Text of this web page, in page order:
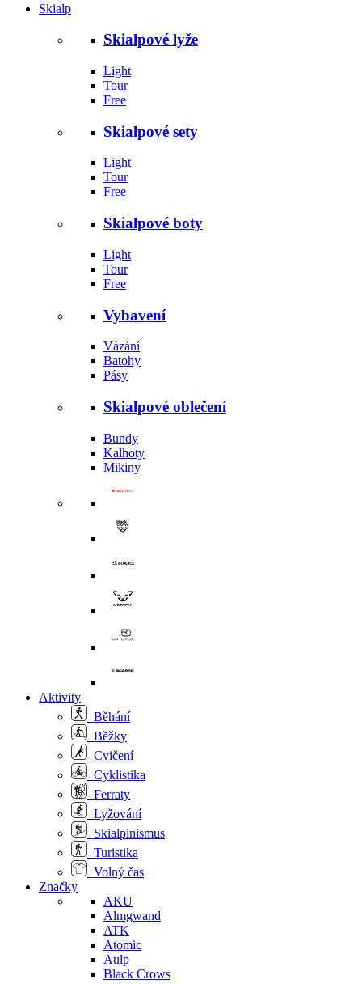
Skialp
Skialpové lyže
Light
Tour
Free
Skialpové sety
Light
Tour
Free
Skialpové boty
Light
Tour
Free
Vybavení
Vázání
Batohy
Pásy
Skialpové oblečení
Bundy
Kalhoty
Mikiny
Aktivity
Běhání
Běžky
Cvičení
Cyklistika
Ferraty
Lyžování
Skialpinismus
Turistika
Volný čas
Značky
AKU
Almgwand
ATK
Atomic
Aulp
Black Crows